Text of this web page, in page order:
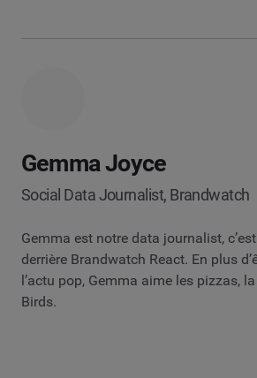
Gemma Joyce
Social Data Journalist, Brandwatch
Gemma est notre data journalist,
derrière Brandwatch React. En plus
l’actu pop, Gemma aime les pizzas,
Birds.